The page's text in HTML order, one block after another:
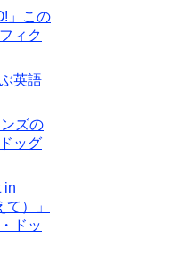
」この
ィク
英語
ズの
ッグ
in
）」
ドッ